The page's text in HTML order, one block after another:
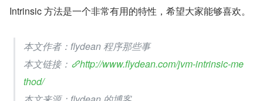
Intrinsic 方法是一个非常有用的特性，希望大家能够喜欢。
本文作者：flydean 程序那些事
本文链接：
http://www.flydean.com/jvm-intrinsic-me
thod/